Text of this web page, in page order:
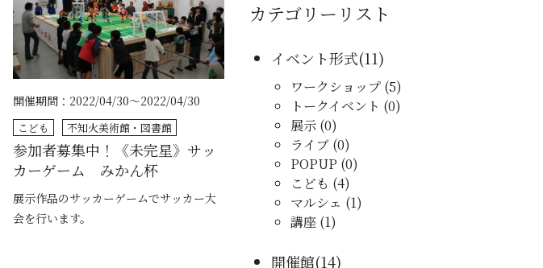
参加者募集中！《未完星》サッ
カーゲーム みかん杯
開催期間：2022/04/30～2022/04/30
展示作品のサッカーゲームでサッカー大
会を行います。
こども 不知火美術館・図書館
カテゴリーリスト
イベント形式(11)
ワークショップ (5)
トークイベント (0)
展示 (0)
ライブ (0)
POPUP (0)
こども (4)
マルシェ (1)
講座 (1)
開催館(14)